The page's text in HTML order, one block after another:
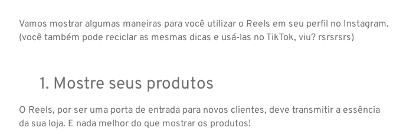
Vamos mostrar algumas maneiras para você utilizar o Reels em seu perfil no Instagram.
(você também pode reciclar as mesmas dicas e usá-las no TikTok, viu? rsrsrsrs)
1. Mostre seus produtos
O Reels, por ser uma porta de entrada para novos clientes, deve transmitir a essência
da sua loja. E nada melhor do que mostrar os produtos!